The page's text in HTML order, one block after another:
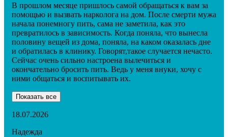
В прошлом месяце пришлось самой обращаться к вам за
помощью и вызвать нарколога на дом. После смерти мужа
начала понемногу пить, сама не заметила, как это
превратилось в зависимость. Когда поняла, что вынесла
половину вещей из дома, поняла, на каком оказалась дне
и обратилась в клинику. Говорят,такое случается нечасто.
Сейчас очень сильно настроена вылечиться и
окончательно бросить пить. Ведь у меня внуки, хочу с
ними общаться и воспитывать их.
Показать все
18.07.2026
Надежда